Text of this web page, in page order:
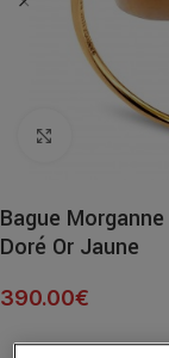
Click to
Bague
Doré Or Jaune
390.00€